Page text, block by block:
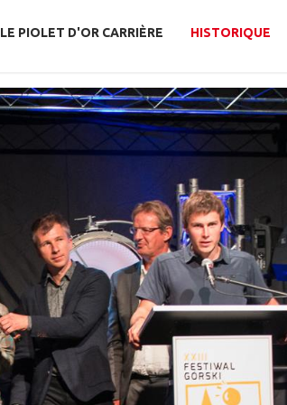
LE PIOLET D'OR CARRIÈRE HISTORIQUE